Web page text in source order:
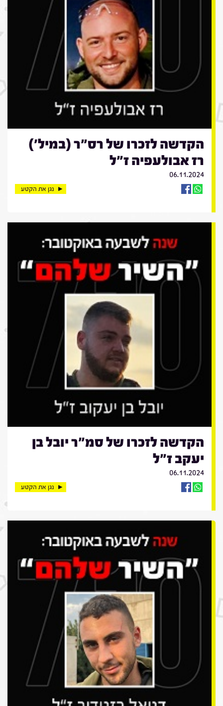
הקדשה לזכרו של רס"ר (במיל')
רז אבולעפיה ז"ל
06.11.2024
נגן את הקטע
הקדשה לזכרו של סמ"ר יובל בן
יעקב ז"ל
06.11.2024
נגן את הקטע